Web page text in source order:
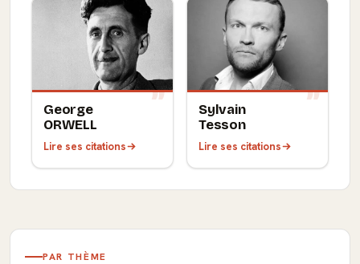
George
ORWELL
Lire ses citations
Sylvain
Tesson
Lire ses citations
PAR THÈME